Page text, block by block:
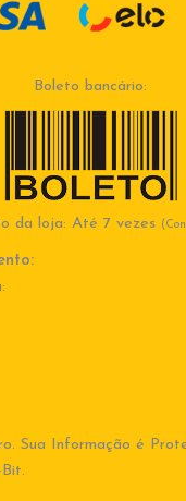
Boleto bancário:
da loja: Até 7 vezes
Sua Informação é